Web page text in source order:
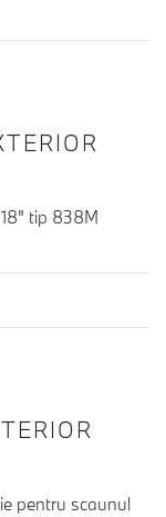
tip 838M
pentru scaunul